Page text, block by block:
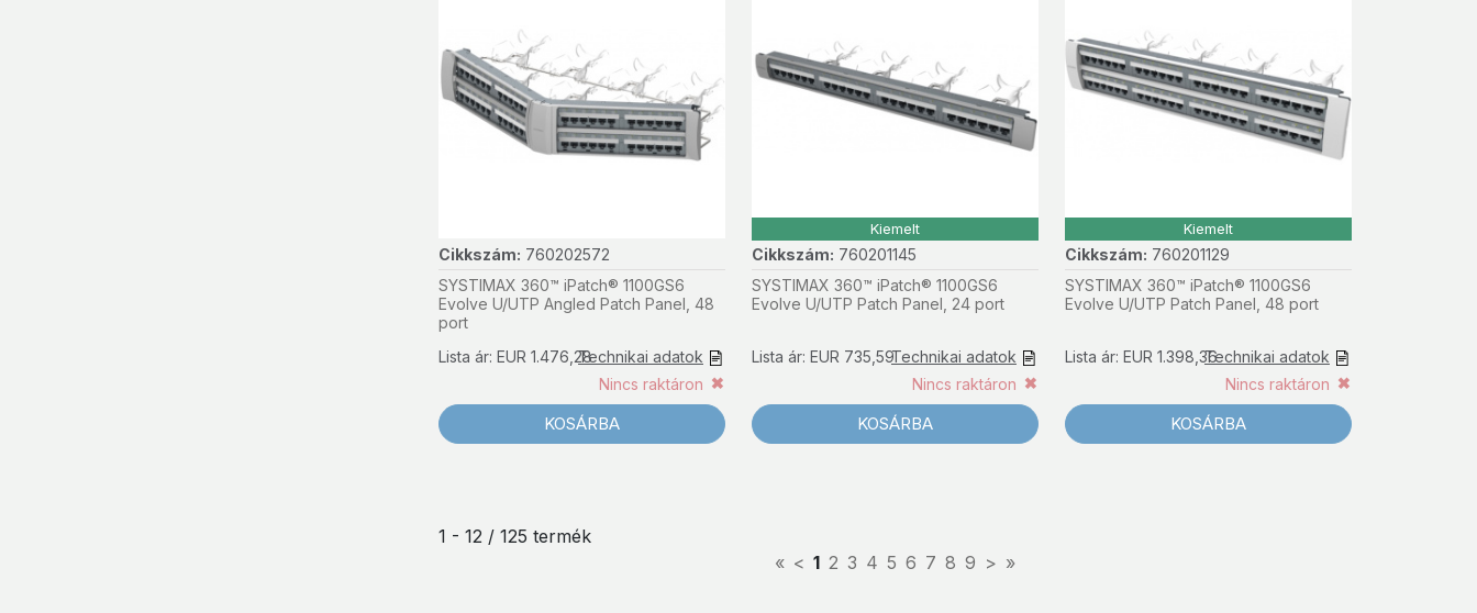
Cikkszám: 760202572
SYSTIMAX 360™ iPatch® 1100GS6
Evolve U/UTP Angled Patch Panel, 48
port
Technikai adatok
Lista ár: EUR 1.476,28
Nincs raktáron
KOSÁRBA
Kiemelt
Cikkszám: 760201145
SYSTIMAX 360™ iPatch® 1100GS6
Evolve U/UTP Patch Panel, 24 port
Technikai adatok
Lista ár: EUR 735,59
Nincs raktáron
KOSÁRBA
Kiemelt
Cikkszám: 760201129
SYSTIMAX 360™ iPatch® 1100GS6
Evolve U/UTP Patch Panel, 48 port
Technikai adatok
Lista ár: EUR 1.398,36
Nincs raktáron
KOSÁRBA
1 - 12 / 125 termék
« < 1 2 3 4 5 6 7 8 9 > »